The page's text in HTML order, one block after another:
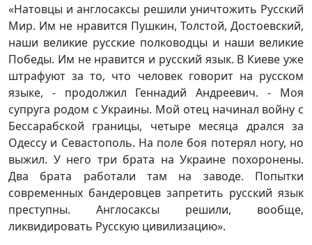
«Натовцы и англосаксы решили уничтожить Русский
Мир. Им не нравится Пушкин, Толстой, Достоевский,
наши великие русские полководцы и наши великие
Победы. Им не нравится и русский язык. В Киеве уже
штрафуют за то, что человек говорит на русском
языке, - продолжил Геннадий Андреевич. - Моя
супруга родом с Украины. Мой отец начинал войну с
Бессарабской границы, четыре месяца дрался за
Одессу и Севастополь. На поле боя потерял ногу, но
выжил. У него три брата на Украине похоронены.
Два брата работали там на заводе. Попытки
современных бандеровцев запретить русский язык
преступны. Англосаксы решили, вообще,
ликвидировать Русскую цивилизацию».